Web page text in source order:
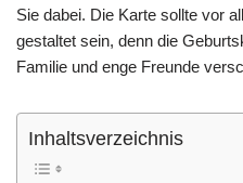
Sie dabei. Die Karte sollte vor
gestaltet sein, denn die
Familie und enge Freunde
Inhaltsverzeichnis